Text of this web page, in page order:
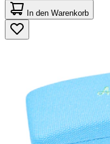
von
5
Sternen.
In den Warenkorb